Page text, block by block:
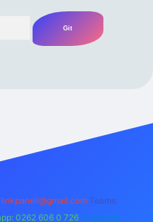
Teams:
0262 606 0 726 Telegram: